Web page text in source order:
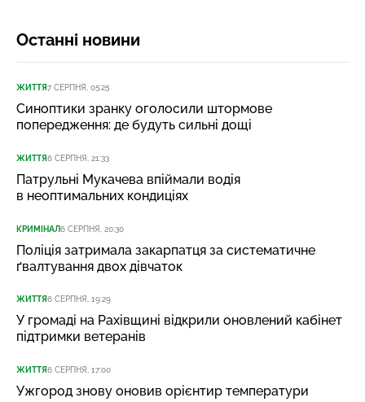
Останні новини
ЖИТТЯ7 СЕРПНЯ, 05:25
Синоптики зранку оголосили штормове
попередження: де будуть сильні дощі
ЖИТТЯ6 СЕРПНЯ, 21:33
Патрульні Мукачева впіймали водія
в неоптимальних кондиціях
КРИМІНАЛ6 СЕРПНЯ, 20:30
Поліція затримала закарпатця за систематичне
ґвалтування двох дівчаток
ЖИТТЯ6 СЕРПНЯ, 19:29
У громаді на Рахівщині відкрили оновлений кабінет
підтримки ветеранів
ЖИТТЯ6 СЕРПНЯ, 17:00
Ужгород знову оновив орієнтир температури